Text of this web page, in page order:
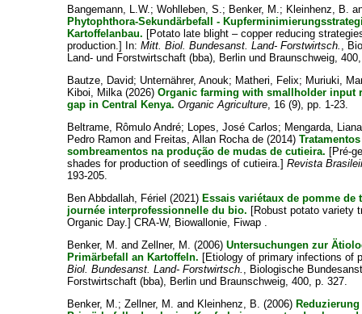
Bangemann, L.W.;Wohlleben, S.; Benker, M.; Kleinhenz, B.
Phytophthora-Sekundärbefall -
Kartoffelanbau. [Potato late blight – copper reducing
production.] In:Mitt. Biol. Bundesanst. Land- Forstwirtsch. ,
Land- und Forstwirtschaft (bba), Berlin und Braunschweig,
Bautze, David; Unternährer, Anouk; Matheri, Felix; Muriuki,
Kiboi, Milka(2026)Organic farming with smallholder input
gap in Central Kenya. Organic Agriculture, 16 (9), pp. 1-23.
Beltrame, Rômulo André; Lopes, José Carlos; Mengarda,
Pedro Ramon and Freitas, Allan Rocha de (2014)
sombreamentos na produção de mudas de cutieira. [Pré-
shades for production of seedlings of cutieira.]Revista
193-205.
Ben Abbdallah, Fériel (2021) Essais variétaux de pomme de
journée interprofessionnelle du bio. [Robust potato variety
Organic Day.] CRA-W, Biowallonie, Fiwap .
Benker, M. andZellner, M. (2006)Untersuchungen zur
Primärbefall an Kartoffeln. [Etiology of primary infections of
Biol. Bundesanst. Land- Forstwirtsch. , Biologische
Forstwirtschaft (bba), Berlin und Braunschweig, 400, p. 327.
Benker, M.;Zellner, M. and Kleinhenz, B. (2006)